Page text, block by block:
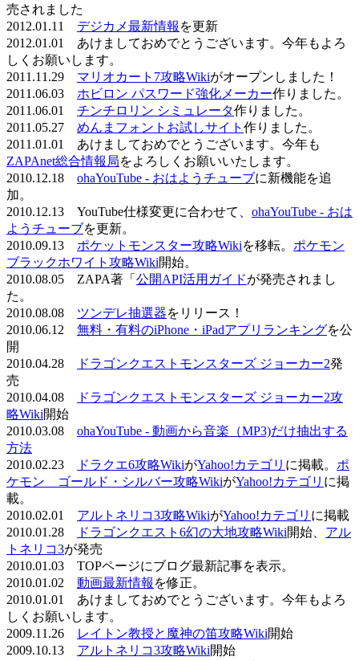
売されました
2012.01.11 デジカメ最新情報 を更新
2012.01.01 あけましておめでとうございます。今年もよろ
しくお願いします。
2011.11.29 マリオカート7攻略Wikiがオープンしました！
2011.06.03 ホビロン パスワード強化メーカー作りました。
2011.06.01 チンチロリン シミュレータ作りました。
2011.05.27 めんまフォントお試しサイト 作りました。
2011.01.01 あけましておめでとうございます。今年も
ZAPAnet総合情報局をよろしくお願いいたします。
2010.12.18 ohaYouTube - おはようチューブに新機能を追
加。
2010.12.13 YouTube仕様変更に合わせて、 ohaYouTube - おは
ようチューブを更新。
2010.09.13 ポケットモンスター攻略Wikiを移転。 ポケモン
ブラックホワイト攻略Wiki開始。
2010.08.05 ZAPA著「 公開API活用ガイドが発売されまし
た。
2010.08.08 ツンデレ抽選器をリリース！
2010.06.12 無料・有料のiPhone・iPadアプリランキングを公
開
2010.04.28
ドラゴンクエストモンスターズ ジョーカー2発
売
2010.04.08
ドラゴンクエストモンスターズ ジョーカー2攻
略Wiki開始
2010.03.08 ohaYouTube - 動画から音楽（MP3)だけ抽出する
方法
2010.02.23
ドラクエ6攻略WikiがYahoo!カテゴリ に掲載。 ポ
ケモン ゴールド・シルバー攻略WikiがYahoo!カテゴリ に掲
載。
2010.02.01 アルトネリコ3攻略WikiがYahoo!カテゴリ に掲載
2010.01.28
ドラゴンクエスト6幻の大地攻略Wiki開始、 アル
トネリコ3が発売
2010.01.03 TOPページにブログ最新記事を表示。
2010.01.02 動画最新情報 を修正。
2010.01.01 あけましておめでとうございます。今年もよろ
しくお願いします。
2009.11.26
レイトン教授と魔神の笛攻略Wiki開始
2009.10.13 アルトネリコ3攻略Wiki開始